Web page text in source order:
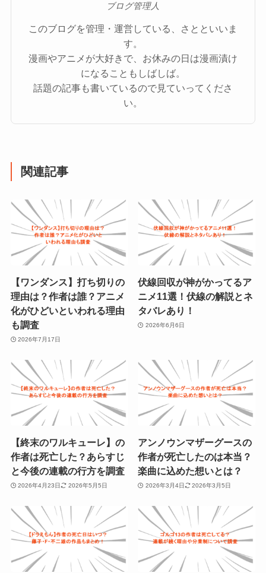
ブログ管理人
このブログを管理・運営している、さとといいま
す。
漫画やアニメが大好きで、お休みの日は漫画漬け
になることもしばしば。
話題の記事も書いているので見ていってくださ
い。
関連記事
【ワンダンス】打ち切りの
理由は？作者は誰？アニメ
化がひどいといわれる理由
も調査
2026年7月17日
伏線回収が神がかってるア
ニメ11選！伏線の解説とネ
タバレあり！
2026年6月6日
【終末のワルキューレ】の
作者は死亡した？あらすじ
と今後の連載の行方を調査
2026年4月23日 2026年5月5日
アンノウンマザーグースの
作者が死亡したのは本当？
楽曲に込めた想いとは？
2026年3月4日 2026年3月5日